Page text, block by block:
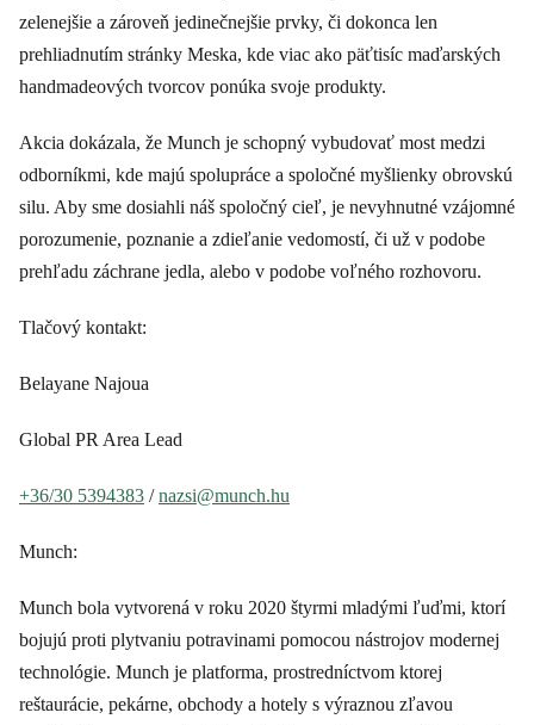
zelenejšie a zároveň jedinečnejšie prvky, či dokonca len
prehliadnutím stránky Meska, kde viac ako päťtisíc maďarských
handmadeových tvorcov ponúka svoje produkty.
Akcia dokázala, že Munch je schopný vybudovať most medzi
odborníkmi, kde majú spolupráce a spoločné myšlienky obrovskú
silu. Aby sme dosiahli náš spoločný cieľ, je nevyhnutné vzájomné
porozumenie, poznanie a zdieľanie vedomostí, či už v podobe
prehľadu záchrane jedla, alebo v podobe voľného rozhovoru.
Tlačový kontakt:
Belayane Najoua
Global PR Area Lead
+36/30 5394383 /nazsi@munch.hu
Munch:
Munch bola vytvorená v roku 2020 štyrmi mladými ľuďmi, ktorí
bojujú proti plytvaniu potravinami pomocou nástrojov modernej
technológie. Munch je platforma, prostredníctvom ktorej
reštaurácie, pekárne, obchody a hotely s výraznou zľavou